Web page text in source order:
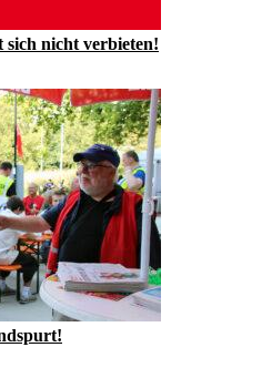
sich nicht verbieten!